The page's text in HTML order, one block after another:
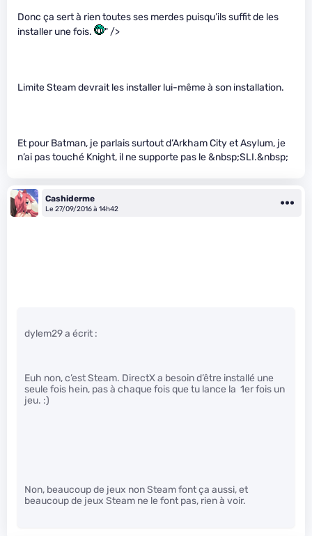
Donc ça sert à rien toutes ses merdes puisqu’ils suffit de les
installer une fois.
" />
Limite Steam devrait les installer lui-même à son installation.
Et pour Batman, je parlais surtout d’Arkham City et Asylum, je
n’ai pas touché Knight, il ne supporte pas le &nbsp;SLI.&nbsp;
Cashiderme
Le 27/09/2016 à 14h42
dylem29 a écrit :
Euh non, c’est Steam. DirectX a besoin d’être installé une
seule fois hein, pas à chaque fois que tu lance la 1er fois un
jeu. :)
Non, beaucoup de jeux non Steam font ça aussi, et
beaucoup de jeux Steam ne le font pas, rien à voir.